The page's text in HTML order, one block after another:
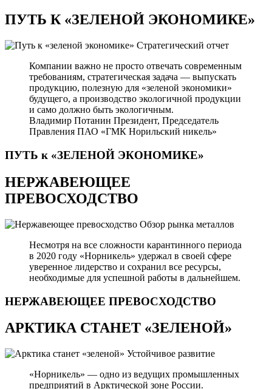
ПУТЬ К«ЗЕЛЕНОЙ ЭКОНОМИКЕ»
Стратегический отчет
Компании важно не просто отвечать современным
требованиям, стратегическая задача — выпускать
продукцию, полезную для «зеленой экономики»
будущего, а производство экологичной продукции
и само должно быть экологичным.
Владимир Потанин Президент, Председатель
Правления ПАО «ГМК Норильский никель»
ПУТЬ к «ЗЕЛЕНОЙ ЭКОНОМИКЕ»
НЕРЖАВЕЮЩЕЕ
ПРЕВОСХОДСТВО
Обзор рынка металлов
Несмотря на все сложности карантинного периода
в 2020 году «Норникель» удержал в своей сфере
уверенное лидерство и сохранил все ресурсы,
необходимые для успешной работы в дальнейшем.
НЕРЖАВЕЮЩЕЕ ПРЕВОСХОДСТВО
АРКТИКА СТАНЕТ «ЗЕЛЕНОЙ»
Устойчивое развитие
«Норникель» — одно из ведущих промышленных
предприятий в Арктической зоне России.